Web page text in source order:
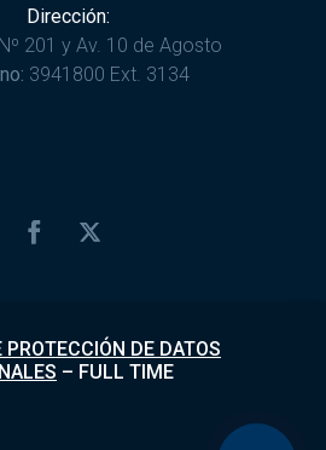
Dirección:
201 y Av. 10 de Agosto
3941800 Ext. 3134
PROTECCIÓN DE DATOS
– FULL TIME